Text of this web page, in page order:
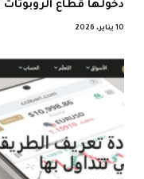
دخولها قطاع
10 يناير، 2026